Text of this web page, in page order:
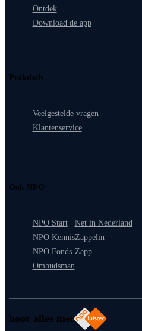
hoor alles met
Ontdek
Download de app
Praktisch
Veelgestelde vragen
Klantenservice
Ook NPO
NPO Start
NPO Kennis
NPO Fonds
Ombudsman
Net in Nederland
Zappelin
Zapp